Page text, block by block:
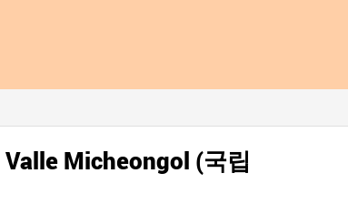
Micheongol (국립